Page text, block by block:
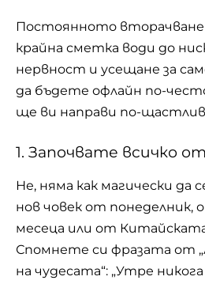
Постоянното
крайна сметка води до
нервност и усещане за
да бъдете офлайн по-
ще ви направи по-
1. Започвате всичко
Не, няма как магически да
нов човек от понеделник,
месеца или от
Спомнете си фразата от
на чудесата“: „Утре